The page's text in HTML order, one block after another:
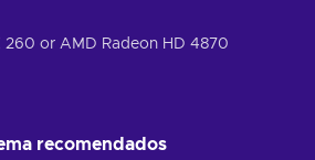
260 or AMD Radeon HD 4870
recomendados